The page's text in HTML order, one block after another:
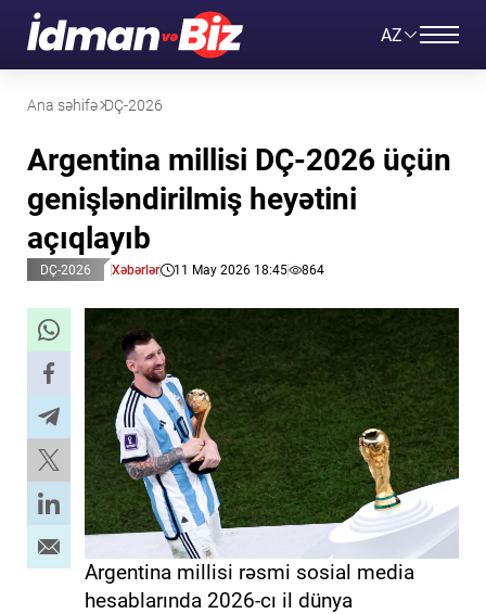
AZ
Ana səhifə DÇ-2026
Argentina millisi DÇ-2026 üçün
genişləndirilmiş heyətini
açıqlayıb
DÇ-2026 Xəbərlər 11 May 2026 18:45 864
Argentina millisi rəsmi sosial media
hesablarında 2026-cı il dünya